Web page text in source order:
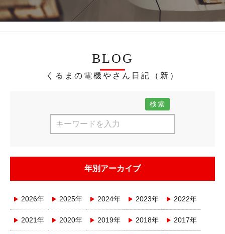
BLOG
くるまの電機やさん日記（新）
検索
年別アーカイブ
2026年 2025年 2024年 2023年 2022年
2021年 2020年 2019年 2018年 2017年